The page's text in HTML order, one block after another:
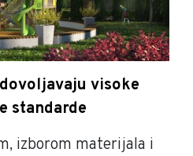
visoke
standarde
izborom materijala i